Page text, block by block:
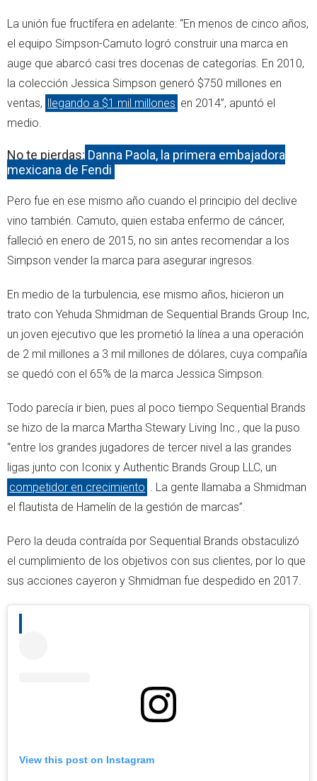
La unión fue fructífera en adelante: “En menos de cinco años,
el equipo Simpson-Camuto logró construir una marca en
auge que abarcó casi tres docenas de categorías. En 2010,
la colección Jessica Simpson generó $750 millones en
ventas, llegando a $1 mil millones en 2014”, apuntó el
medio.
No te pierdas: Danna Paola, la primera embajadora
mexicana de Fendi
Pero fue en ese mismo año cuando el principio del declive
vino también. Camuto, quien estaba enfermo de cáncer,
falleció en enero de 2015, no sin antes recomendar a los
Simpson vender la marca para asegurar ingresos.
En medio de la turbulencia, ese mismo años, hicieron un
trato con Yehuda Shmidman de Sequential Brands Group Inc,
un joven ejecutivo que les prometió la línea a una operación
de 2 mil millones a 3 mil millones de dólares, cuya compañía
se quedó con el 65% de la marca Jessica Simpson.
Todo parecía ir bien, pues al poco tiempo Sequential Brands
se hizo de la marca Martha Stewary Living Inc., que la puso
“entre los grandes jugadores de tercer nivel a las grandes
ligas junto con Iconix y Authentic Brands Group LLC, un
competidor en crecimiento
. La gente llamaba a Shmidman
el flautista de Hamelín de la gestión de marcas”.
Pero la deuda contraída por Sequential Brands obstaculizó
el cumplimiento de los objetivos con sus clientes, por lo que
sus acciones cayeron y Shmidman fue despedido en 2017.
View this post on Instagram